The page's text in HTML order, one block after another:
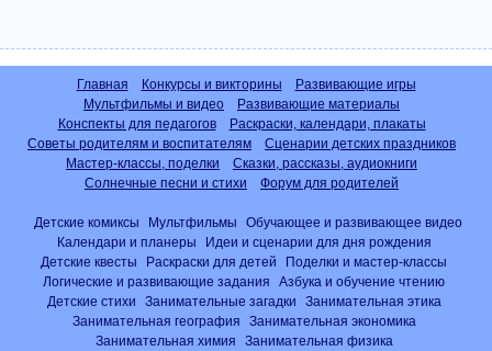
Главная Конкурсы и викторины
Развивающие игры
Мультфильмы и видео
Развивающие материалы
Конспекты для педагогов
Раскраски, календари, плакаты
Советы родителям и воспитателям
Сценарии детских праздников
Мастер-классы, поделки
Сказки, рассказы, аудиокниги
Солнечные песни и стихи
Форум для родителей
Детские комиксы Мультфильмы
Обучающее и развивающее видео
Календари и планеры
Идеи и сценарии для дня рождения
Детские квесты
Раскраски для детей
Поделки и мастер-классы
Логические и развивающие задания
Азбука и обучение чтению
Детские стихи
Занимательные загадки
Занимательная этика
Занимательная география
Занимательная экономика
Занимательная химия
Занимательная физика